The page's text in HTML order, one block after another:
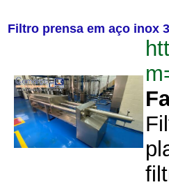
Filtro prensa em aço inox